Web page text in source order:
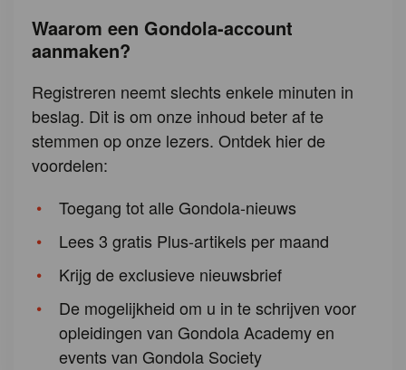
Waarom een Gondola-account
aanmaken?
Registreren neemt slechts enkele minuten in
beslag. Dit is om onze inhoud beter af te
stemmen op onze lezers. Ontdek hier de
voordelen:
Toegang tot alle Gondola-nieuws
Lees 3 gratis Plus-artikels per maand
Krijg de exclusieve nieuwsbrief
De mogelijkheid om u in te schrijven voor
opleidingen van Gondola Academy en
events van Gondola Society